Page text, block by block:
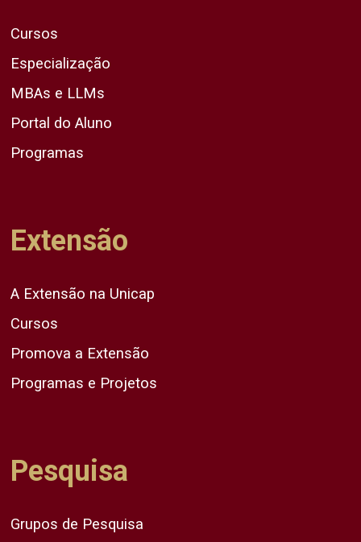
Cursos
Especialização
MBAs e LLMs
Portal do Aluno
Programas
Extensão
A Extensão na Unicap
Cursos
Promova a Extensão
Programas e Projetos
Pesquisa
Grupos de Pesquisa